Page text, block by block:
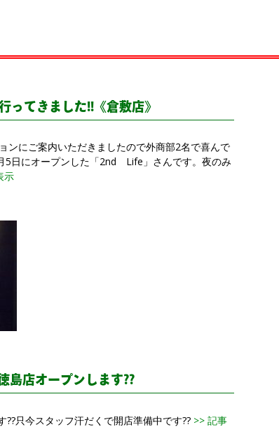
ってきました!!《倉敷店》
ンにご案内いただきましたので外商部2名で喜んで
5日にオープンした「2nd Life」さんです。夜のみ
示
島店オープンします??
只今スタッフ汗だくで開店準備中です?? >> 記事